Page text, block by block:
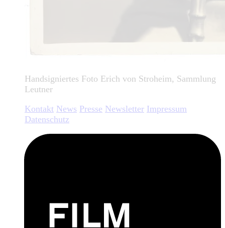
Handsigniertes Foto Erich von Stroheim, Sammlung
Leutner
Kontakt News Presse Newsletter Impressum
Datenschutz